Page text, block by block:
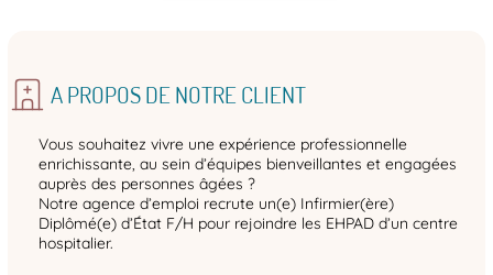
A PROPOS DE NOTRE CLIENT
Vous souhaitez vivre une expérience professionnelle
enrichissante, au sein d’équipes bienveillantes et engagées
auprès des personnes âgées ?
Notre agence d’emploi recrute un(e) Infirmier(ère)
Diplômé(e) d’État F/H pour rejoindre les EHPAD d’un centre
hospitalier.